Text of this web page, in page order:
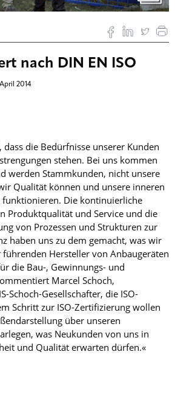
nach DIN EN ISO
2014
die Bedürfnisse unserer Kunden
stehen. Bei uns kommen
werden Stammkunden, nicht unsere
Qualität können und unsere inneren
funktionieren. Die kontinuierliche
Produktqualität und Service und die
von Prozessen und Strukturen zur
haben uns zu dem gemacht, was wir
Hersteller von Anbaugeräten
die Bau-, Gewinnungs- und
Marcel Schoch,
Schoch-Gesellschafter, die ISO-
Schritt zur ISO-Zertifizierung wollen
über unseren
was Neukunden von uns in
und Qualität erwarten dürfen.«